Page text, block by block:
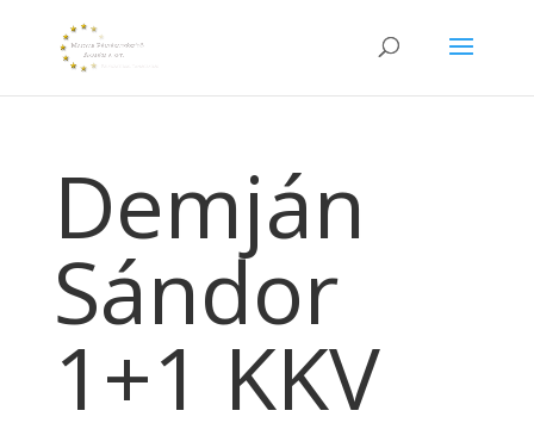
Demján
Sándor
1+1 KKV